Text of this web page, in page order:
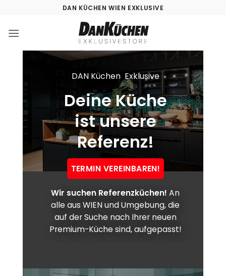
springen
DAN KÜCHEN WIEN EXKLUSIVE
DAN Küchen Exklusive
Deine Küche
ist unsere
Referenz!
TERMIN VEREINBAREN!
Wir suchen Referenzküchen! An
alle aus WIEN und Umgebung, die
auf der Suche nach Ihrer neuen
Premium-Küche sind, aufgepasst!